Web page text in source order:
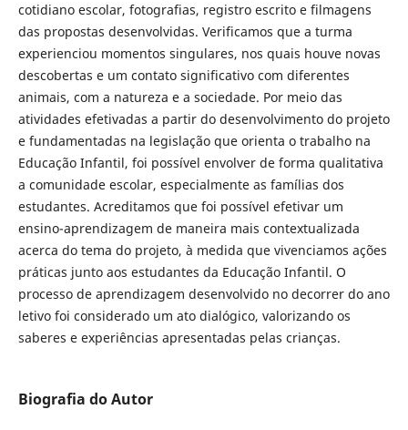
cotidiano escolar, fotografias, registro escrito e filmagens
das propostas desenvolvidas. Verificamos que a turma
experienciou momentos singulares, nos quais houve novas
descobertas e um contato significativo com diferentes
animais, com a natureza e a sociedade. Por meio das
atividades efetivadas a partir do desenvolvimento do projeto
e fundamentadas na legislação que orienta o trabalho na
Educação Infantil, foi possível envolver de forma qualitativa
a comunidade escolar, especialmente as famílias dos
estudantes. Acreditamos que foi possível efetivar um
ensino-aprendizagem de maneira mais contextualizada
acerca do tema do projeto, à medida que vivenciamos ações
práticas junto aos estudantes da Educação Infantil. O
processo de aprendizagem desenvolvido no decorrer do ano
letivo foi considerado um ato dialógico, valorizando os
saberes e experiências apresentadas pelas crianças.
Biografia do Autor